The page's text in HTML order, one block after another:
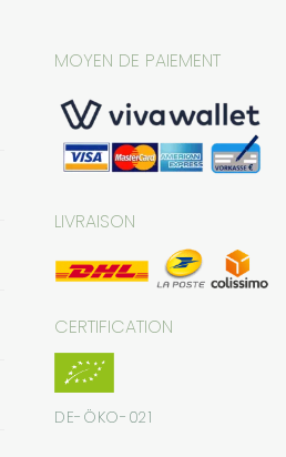
MOYEN DE PAIEMENT
LIVRAISON
CERTIFICATION
DE-ÖKO-021